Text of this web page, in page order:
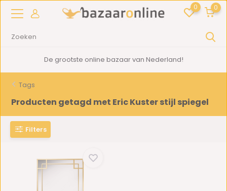
0 0
De grootste online bazaar van Nederland!
Tags
Producten getagd met Eric Kuster stijl spiegel
Filters